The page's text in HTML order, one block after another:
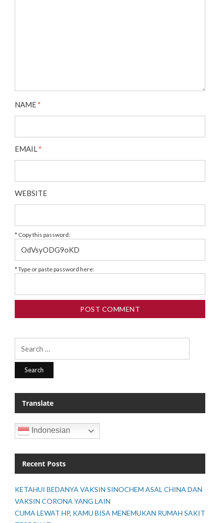
NAME*
EMAIL*
WEBSITE
* Copy this password:
* Type or paste password here:
Translate
Indonesian
Recent Posts
KETAHUI BEDANYA VAKSIN SINOCHEM ASAL CHINA DAN
VAKSIN CORONA YANG LAIN
CUMA LEWAT HP, KAMU BISA MENEMUKAN RUMAH SAKIT